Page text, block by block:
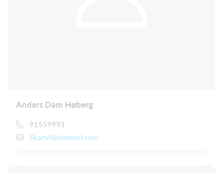
Anders Dam Høberg
91559991
Skaevi@hotmail.com